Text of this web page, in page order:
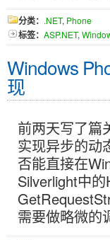
分类： .NET, Phone
标签： ASP.NET,
Windows
现
前两天写了篇
实现异步的动
否能直接在
Silverlight中
需要做略微的